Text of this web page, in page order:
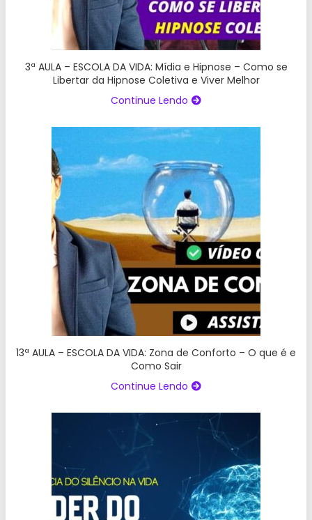
3ª AULA – ESCOLA DA VIDA: Mídia e Hipnose – Como se
Libertar da Hipnose Coletiva e Viver Melhor
Continue Lendo
13ª AULA – ESCOLA DA VIDA: Zona de Conforto – O que é e
Como Sair
Continue Lendo